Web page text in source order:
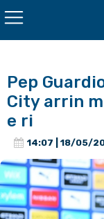
Pep
City arrin
e ri
14:07 | 18/05/